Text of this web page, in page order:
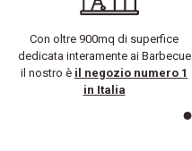
Con oltre 900mq di superfice
dedicata interamente ai Barbecue
il nostro è il negozio numero 1
in Italia